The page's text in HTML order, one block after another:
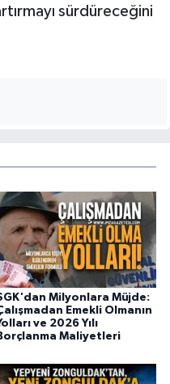
sürdüreceğini
Milyonlara Müjde:
Emekli Olmanın
ve 2026 Yılı
Maliyetleri